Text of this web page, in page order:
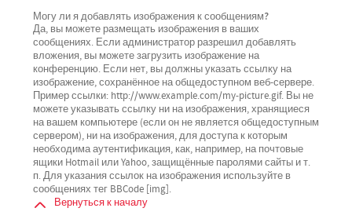
Могу ли я добавлять изображения к сообщениям?
Да, вы можете размещать изображения в ваших
сообщениях. Если администратор разрешил добавлять
вложения, вы можете загрузить изображение на
конференцию. Если нет, вы должны указать ссылку на
изображение, сохранённое на общедоступном веб-сервере.
Пример ссылки: http://www.example.com/my-picture.gif. Вы не
можете указывать ссылку ни на изображения, хранящиеся
на вашем компьютере (если он не является общедоступным
сервером), ни на изображения, для доступа к которым
необходима аутентификация, как, например, на почтовые
ящики Hotmail или Yahoo, защищённые паролями сайты и т.
п. Для указания ссылок на изображения используйте в
сообщениях тег BBCode [img].
Вернуться к началу